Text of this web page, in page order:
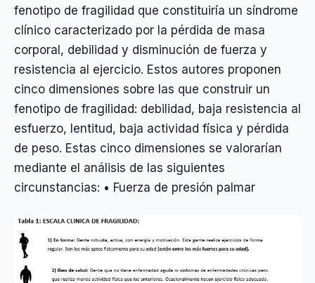
fenotipo de fragilidad que constituiría un síndrome
clínico caracterizado por la pérdida de masa
corporal, debilidad y disminución de fuerza y
resistencia al ejercicio. Estos autores proponen
cinco dimensiones sobre las que construir un
fenotipo de fragilidad: debilidad, baja resistencia al
esfuerzo, lentitud, baja actividad física y pérdida
de peso. Estas cinco dimensiones se valorarían
mediante el análisis de las siguientes
circunstancias: • Fuerza de presión palmar